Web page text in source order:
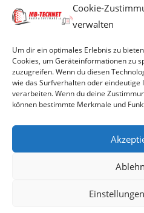
Cookie-
verwalten
Um dir ein optimales Erlebnis zu
Cookies, um Geräteinformationen zu
zuzugreifen. Wenn du diesen
wie das Surfverhalten oder eindeutige
verarbeiten. Wenn du deine
können bestimmte Merkmale und
© 2026 MB-